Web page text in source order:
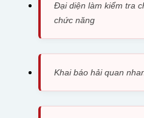
Đại diện làm kiểm tra
chức năng
Khai báo hải quan